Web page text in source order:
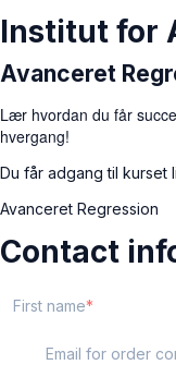
Institut for
Avanceret
Lær hvordan du får
hvergang!
Du får adgang til kurset
Avanceret Regression
Contact
First name
Email for order